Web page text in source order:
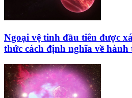
Ngoại vệ tinh đầu tiên được
thức cách định nghĩa về